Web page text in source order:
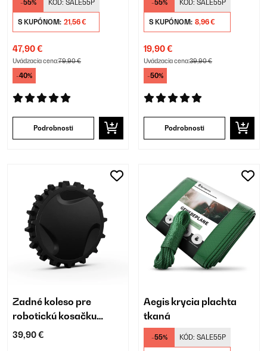
-55% KÓD: SALE55P
S KUPÓNOM: 21,56 €
47,90 €
Uvádzacia cena:79,90 €
-40%
Podrobnosti
-55% KÓD: SALE55P
S KUPÓNOM: 8,96 €
19,90 €
Uvádzacia cena:39,90 €
-50%
Podrobnosti
Zadné koleso pre
robotickú kosačku
Blumfeldt
39,90 €
Aegis krycia plachta
tkaná
-55% KÓD: SALE55P